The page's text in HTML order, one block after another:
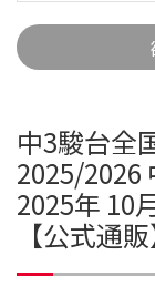
中3駿台
2025/2026
2025年 10
【公式通